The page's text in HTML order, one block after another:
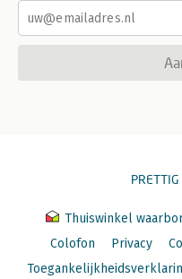
Thuiswinkel
Colofon
Privacy